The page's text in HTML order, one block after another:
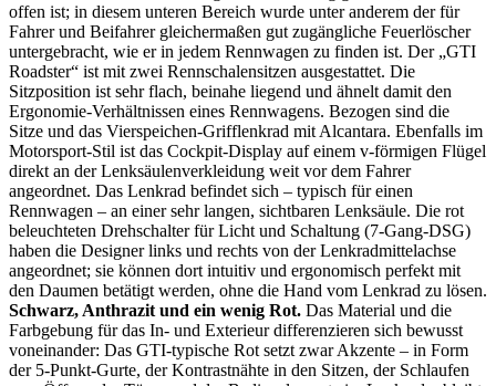
offen ist; in diesem unteren Bereich wurde unter anderem der für
Fahrer und Beifahrer gleichermaßen gut zugängliche Feuerlöscher
untergebracht, wie er in jedem Rennwagen zu finden ist. Der „GTI
Roadster“ ist mit zwei Rennschalensitzen ausgestattet. Die
Sitzposition ist sehr flach, beinahe liegend und ähnelt damit den
Ergonomie-Verhältnissen eines Rennwagens. Bezogen sind die
Sitze und das Vierspeichen-Grifflenkrad mit Alcantara. Ebenfalls im
Motorsport-Stil ist das Cockpit-Display auf einem v-förmigen Flügel
direkt an der Lenksäulenverkleidung weit vor dem Fahrer
angeordnet. Das Lenkrad befindet sich – typisch für einen
Rennwagen – an einer sehr langen, sichtbaren Lenksäule. Die rot
beleuchteten Drehschalter für Licht und Schaltung (7-Gang-DSG)
haben die Designer links und rechts von der Lenkradmittelachse
angeordnet; sie können dort intuitiv und ergonomisch perfekt mit
den Daumen betätigt werden, ohne die Hand vom Lenkrad zu lösen.
Schwarz, Anthrazit und ein wenig Rot. Das Material und die
Farbgebung für das In- und Exterieur differenzieren sich bewusst
voneinander: Das GTI-typische Rot setzt zwar Akzente – in Form
der 5-Punkt-Gurte, der Kontrastnähte in den Sitzen, der Schlaufen